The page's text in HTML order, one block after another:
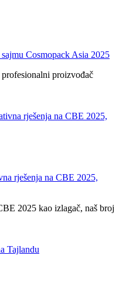
Cosmopack Asia 2025
proizvođač
rješenja na CBE 2025,
2025 kao izlagač, naš broj